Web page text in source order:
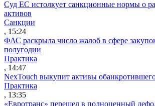
Суд ЕС истолкует санкционные нормы о
активов
Санкции
, 15:24
ФАС раскрыла число жалоб в сфере
полугодии
Практика
, 14:47
NexTouch выкупит активы
Практика
, 13:35
«Евротранс» перешел в полноценный